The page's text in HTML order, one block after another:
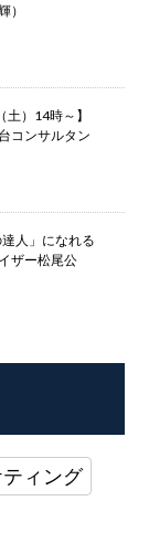
）
）14時～】
コンサルタン
人」になれる
ザー松尾公
ィング